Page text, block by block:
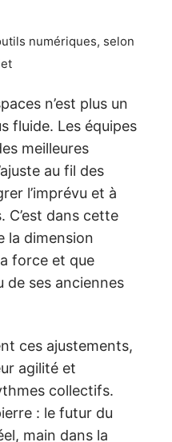
numériques, selon
n’est plus un
fluide. Les équipes
meilleures
au fil des
l’imprévu et à
C’est dans cette
la dimension
force et que
de ses anciennes
ces ajustements,
agilité et
collectifs.
: le futur du
main dans la